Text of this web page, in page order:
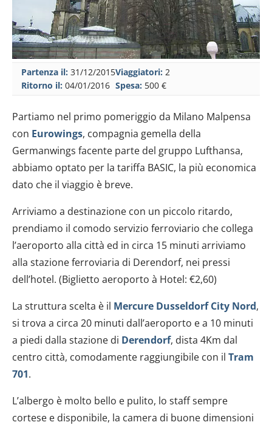
Partenza il: 31/12/2015
Ritorno il: 04/01/2016
Viaggiatori: 2
Spesa: 500 €
Partiamo nel primo pomeriggio da Milano Malpensa
con Eurowings, compagnia gemella della
Germanwings facente parte del gruppo Lufthansa,
abbiamo optato per la tariffa BASIC, la più economica
dato che il viaggio è breve.
Arriviamo a destinazione con un piccolo ritardo,
prendiamo il comodo servizio ferroviario che collega
l’aeroporto alla città ed in circa 15 minuti arriviamo
alla stazione ferroviaria di Derendorf, nei pressi
dell’hotel. (Biglietto aeroporto à Hotel: €2,60)
La struttura scelta è il Mercure Dusseldorf City Nord,
si trova a circa 20 minuti dall’aeroporto e a 10 minuti
a piedi dalla stazione di Derendorf, dista 4Km dal
centro città, comodamente raggiungibile con il Tram
701.
L’albergo è molto bello e pulito, lo staff sempre
cortese e disponibile, la camera di buone dimensioni